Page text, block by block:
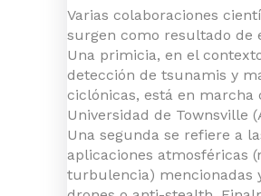
Varias colaboraciones
surgen como resultado de
Una primicia, en el
detección de tsunamis y
ciclónicas, está en marcha
Universidad de Townsville
Una segunda se refiere a
aplicaciones atmosféricas
turbulencia) mencionadas